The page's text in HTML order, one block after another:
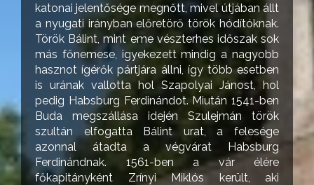
katonai jelentősége megnőtt, mivel útjában állt
a nyugati irányban előretörő török hódítóknak.
Török Bálint, mint eme vészterhes időszak sok
más főnemese, igyekezett mindig a nagyobb
hasznot ígérők pártjára állni, így több esetben
is urának vallotta hol Szapolyai Jánost, hol
pedig Habsburg Ferdinándot. Miután 1541-ben
Buda megszállása idején Szulejmán török
szultán elfogatta Bálint urat, a felesége
azonnal átadta a végvárat Habsburg
Ferdinándnak. 1561-ben a vár élére
főkapitányként Zrínyi Miklós került, aki